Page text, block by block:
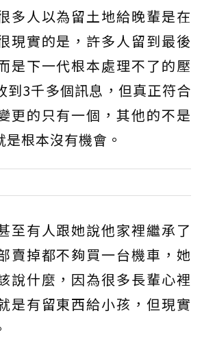
多人以為留土地給晚輩是在
現實的是，許多人留到最後
是下一代根本處理不了的壓
到3千多個訊息，但真正符合
更的只有一個，其他的不是
根本沒有機會。
至有人跟她說他家裡繼承了
賣掉都不夠買一台機車，她
說什麼，因為很多長輩心裡
是有留東西給小孩，但現實